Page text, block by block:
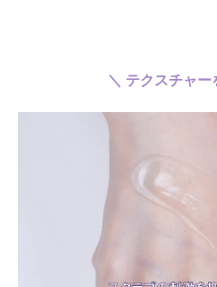
＼ テクスチャー